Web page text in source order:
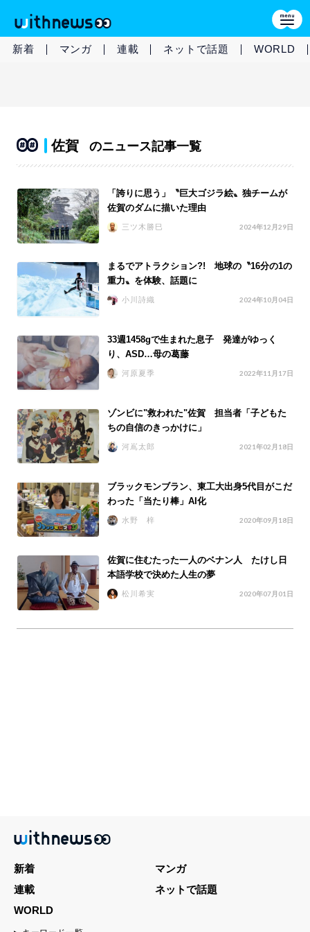
新着 マンガ 連載 ネットで話題 WORLD
佐賀 のニュース記事一覧
「誇りに思う」〝巨大ゴジラ絵〟独チームが
佐賀のダムに描いた理由
三ツ木勝巳 2024年12月29日
まるでアトラクション?! 地球の〝16分の1の
重力〟を体験、話題に
小川詩織 2024年10月04日
33週1458gで生まれた息子 発達がゆっく
り、ASD…母の葛藤
河原夏季 2022年11月17日
ゾンビに"救われた"佐賀 担当者「子どもた
ちの自信のきっかけに」
河嶌太郎 2021年02月18日
ブラックモンブラン、東工大出身5代目がこだ
わった「当たり棒」AI化
水野 梓 2020年09月18日
佐賀に住むたった一人のベナン人 たけし日
本語学校で決めた人生の夢
松川希実 2020年07月01日
新着
マンガ
連載
ネットで話題
WORLD